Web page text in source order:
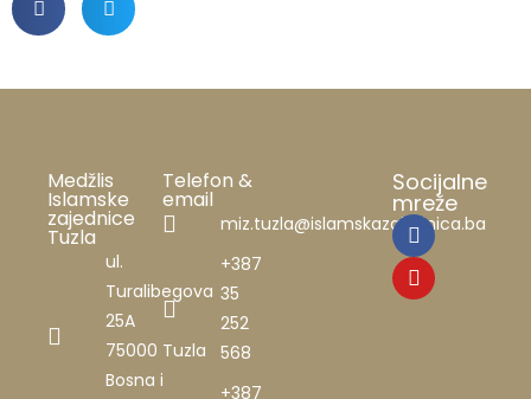
Medžlis
Islamske
zajednice
Tuzla
ul.
Turalibegova
25A
75000 Tuzla
Bosna i
Telefon &
email
miz.tuzla@islamskazajednica.ba
+387
35
252
568
+387
Socijalne
mreže